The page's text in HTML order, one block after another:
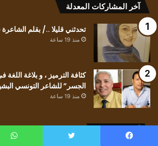
آخر المشاركات المعدلة
تحدثني قليلا ../ بقلم
منذ 19 ساعة
كثافة الترميز ، و بلاغة
الجسر” للشاعر التونسي
منذ 19 ساعة
أخر التعليقات